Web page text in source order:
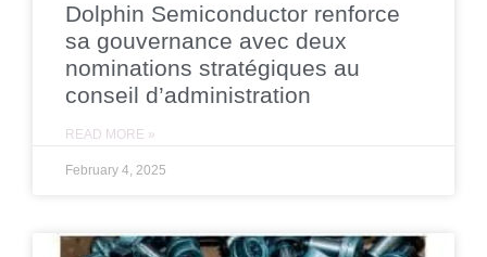
Dolphin Semiconductor renforce
sa gouvernance avec deux
nominations stratégiques au
conseil d’administration
READ MORE »
February 4, 2025